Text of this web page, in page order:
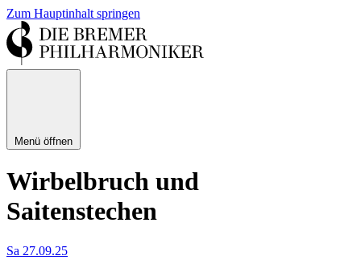
Zum Hauptinhalt springen
Menü öffnen
Wirbelbruch und
Saitenstechen
Sa 27.09.25